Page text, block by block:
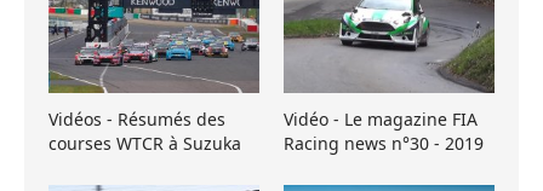
Vidéos - Résumés des
courses WTCR à Suzuka
Vidéo - Le magazine FIA
Racing news n°30 - 2019